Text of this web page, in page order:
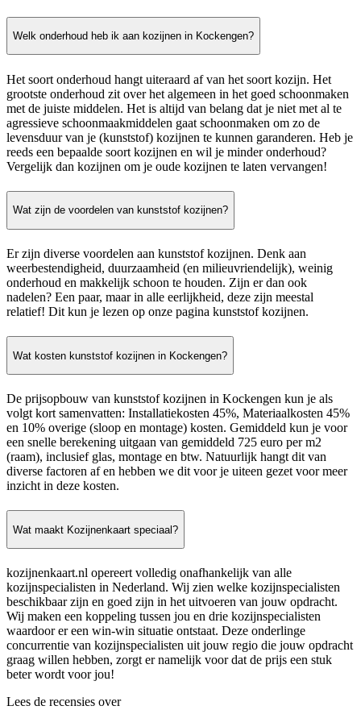
Welk onderhoud heb ik aan kozijnen in Kockengen?
Het soort onderhoud hangt uiteraard af van het soort kozijn. Het
grootste onderhoud zit over het algemeen in het goed schoonmaken
met de juiste middelen. Het is altijd van belang dat je niet met al te
agressieve schoonmaakmiddelen gaat schoonmaken om zo de
levensduur van je (kunststof) kozijnen te kunnen garanderen. Heb je
reeds een bepaalde soort kozijnen en wil je minder onderhoud?
Vergelijk dan kozijnen om je oude kozijnen te laten vervangen!
Wat zijn de voordelen van kunststof kozijnen?
Er zijn diverse voordelen aan kunststof kozijnen. Denk aan
weerbestendigheid, duurzaamheid (en milieuvriendelijk), weinig
onderhoud en makkelijk schoon te houden. Zijn er dan ook
nadelen? Een paar, maar in alle eerlijkheid, deze zijn meestal
relatief! Dit kun je lezen op onze pagina kunststof kozijnen.
Wat kosten kunststof kozijnen in Kockengen?
De prijsopbouw van kunststof kozijnen in Kockengen kun je als
volgt kort samenvatten: Installatiekosten 45%, Materiaalkosten 45%
en 10% overige (sloop en montage) kosten. Gemiddeld kun je voor
een snelle berekening uitgaan van gemiddeld 725 euro per m2
(raam), inclusief glas, montage en btw. Natuurlijk hangt dit van
diverse factoren af en hebben we dit voor je uiteen gezet voor meer
inzicht in deze kosten.
Wat maakt Kozijnenkaart speciaal?
kozijnenkaart.nl opereert volledig onafhankelijk van alle
kozijnspecialisten in Nederland. Wij zien welke kozijnspecialisten
beschikbaar zijn en goed zijn in het uitvoeren van jouw opdracht.
Wij maken een koppeling tussen jou en drie kozijnspecialisten
waardoor er een win-win situatie ontstaat. Deze onderlinge
concurrentie van kozijnspecialisten uit jouw regio die jouw opdracht
graag willen hebben, zorgt er namelijk voor dat de prijs een stuk
beter wordt voor jou!
Lees de recensies over